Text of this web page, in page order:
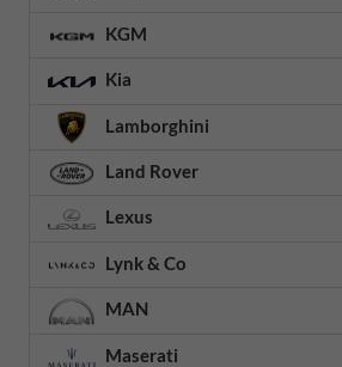
KGM
Kia
Lamborghini
Land Rover
Lexus
Lynk & Co
MAN
Maserati